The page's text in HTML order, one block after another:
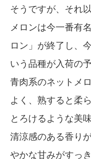
そうですが、それ
メロンは今一番有
ロン」が終了し、
いう品種が入荷の
青肉系のネットメ
よく、熟すると柔
とろけるような美
清涼感のある香り
やかな甘みがすっ